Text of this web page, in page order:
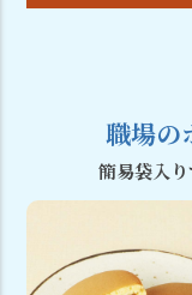
職場の
簡易袋入